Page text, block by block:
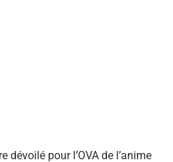
dévoilé pour l’OVA de l’anime